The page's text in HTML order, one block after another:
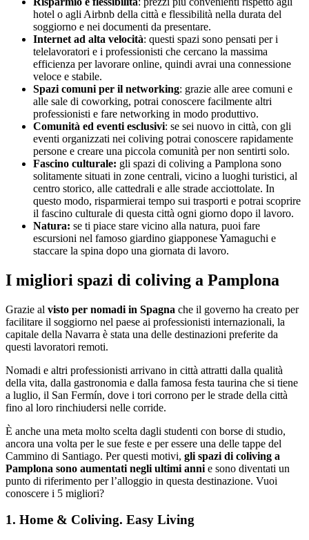
hotel o agli Airbnb della città e flessibilità nella durata del
soggiorno e nei documenti da presentare.
Internet ad alta velocità: questi spazi sono pensati per i
telelavoratori e i professionisti che cercano la massima
efficienza per lavorare online, quindi avrai una connessione
veloce e stabile.
Spazi comuni per il networking: grazie alle aree comuni e
alle sale di coworking, potrai conoscere facilmente altri
professionisti e fare networking in modo produttivo.
Comunità ed eventi esclusivi: se sei nuovo in città, con gli
eventi organizzati nei coliving potrai conoscere rapidamente
persone e creare una piccola comunità per non sentirti solo.
Fascino culturale: gli spazi di coliving a Pamplona sono
solitamente situati in zone centrali, vicino a luoghi turistici, al
centro storico, alle cattedrali e alle strade acciottolate. In
questo modo, risparmierai tempo sui trasporti e potrai scoprire
il fascino culturale di questa città ogni giorno dopo il lavoro.
Natura: se ti piace stare vicino alla natura, puoi fare
escursioni nel famoso giardino giapponese Yamaguchi e
staccare la spina dopo una giornata di lavoro.
I migliori spazi di coliving a Pamplona
Grazie al visto per nomadi in Spagna che il governo ha creato per
facilitare il soggiorno nel paese ai professionisti internazionali, la
capitale della Navarra è stata una delle destinazioni preferite da
questi lavoratori remoti.
Nomadi e altri professionisti arrivano in città attratti dalla qualità
della vita, dalla gastronomia e dalla famosa festa taurina che si tiene
a luglio, il San Fermín, dove i tori corrono per le strade della città
fino al loro rinchiudersi nelle corride.
È anche una meta molto scelta dagli studenti con borse di studio,
ancora una volta per le sue feste e per essere una delle tappe del
Cammino di Santiago. Per questi motivi, gli spazi di coliving a
Pamplona sono aumentati negli ultimi anni e sono diventati un
punto di riferimento per l’alloggio in questa destinazione. Vuoi
conoscere i 5 migliori?
1. Home & Coliving. Easy Living